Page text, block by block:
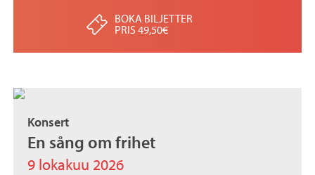
BOKA BILJETTER
PRIS 49,50€
Konsert
En sång om frihet
9 lokakuu 2026